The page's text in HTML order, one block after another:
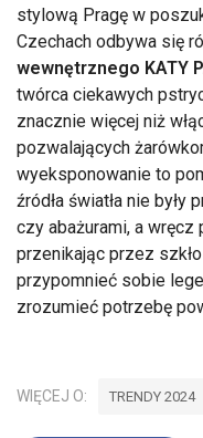
stylową Pragę w
Czechach odbywa się
wewnętrznego KATY
twórca ciekawych
znacznie więcej niż
pozwalających
wyeksponowanie to
źródła światła nie
czy abażurami, a wręcz
przenikając przez
przypomnieć sobie
zrozumieć potrzebę
WIĘCEJ O: TRENDY 2024